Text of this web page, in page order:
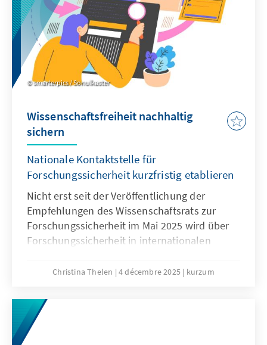
smarterpics / Sonulkaster
Wissenschaftsfreiheit nachhaltig
sichern
Nationale Kontaktstelle für
Forschungssicherheit kurzfristig etablieren
Nicht erst seit der Veröffentlichung der
Empfehlungen des Wissenschaftsrats zur
Forschungssicherheit im Mai 2025 wird über
Forschungssicherheit in internationalen
diese noch bis vor wenigen Jahren im
Internationalität in der Forschung als
Wissenstreiber und Goldstandard – rücken
spätestens seit dem Überfall Russlands auf
Christina Thelen 4 décembre 2025 kurzum